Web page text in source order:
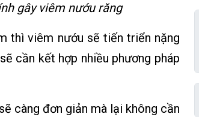
gây viêm nướu răng
thì viêm nướu sẽ tiến triển nặng
cần kết hợp nhiều phương pháp
càng đơn giản mà lại không cần